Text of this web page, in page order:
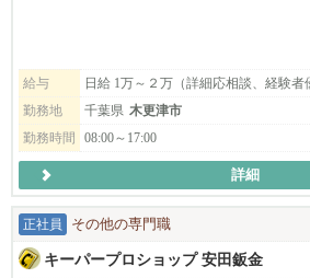
お気軽にお問い合わせください｡
「びびなびを見た」とお伝え頂けますとス
給与
日給 1万～２万（詳細応相談、経験者
勤務地
千葉県 木更津市
勤務時間
08:00～17:00
詳細
正社員 その他の専門職
キーパープロショップ 安田鈑金